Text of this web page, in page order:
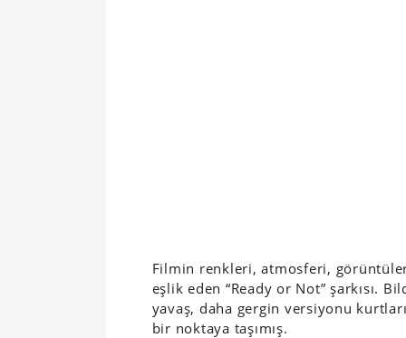
Filmin renkleri, atmosferi,
eşlik eden “Ready or Not” şarkısı.
yavaş, daha gergin versiyonu
bir noktaya taşımış.